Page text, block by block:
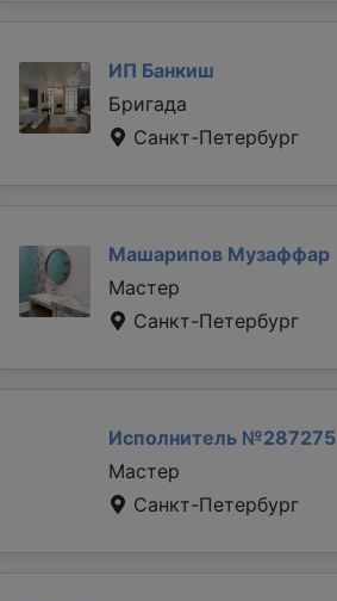
ИП Банкиш
Бригада
Санкт-Петербург
Машарипов Музаффар
Мастер
Санкт-Петербург
Исполнитель №287275
Мастер
Санкт-Петербург